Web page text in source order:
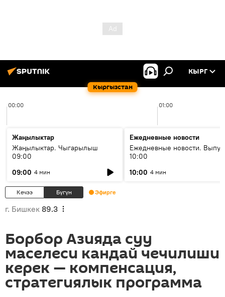
Кыргызстан
КЫРГ
00:00 01:00
Жаңылыктар
Жаңылыктар. Чыгарылыш
09:00
09:00 4 мин
Ежедневные новости
Ежедневные новости.
10:00
10:00 4 мин
Кечээ Бүгүн Эфирге
г. Бишкек 89.3
Борбор Азияда суу
маселеси кандай чечилиши
керек — компенсация,
стратегиялык программа